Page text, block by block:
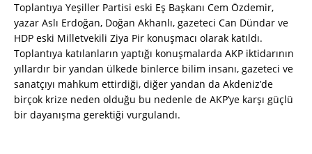
Toplantıya Yeşiller Partisi eski Eş Başkanı Cem Özdemir,
yazar Aslı Erdoğan, Doğan Akhanlı, gazeteci Can Dündar ve
HDP eski Milletvekili Ziya Pir konuşmacı olarak katıldı.
Toplantıya katılanların yaptığı konuşmalarda AKP iktidarının
yıllardır bir yandan ülkede binlerce bilim insanı, gazeteci ve
sanatçıyı mahkum ettirdiği, diğer yandan da Akdeniz’de
birçok krize neden olduğu bu nedenle de AKP’ye karşı güçlü
bir dayanışma gerektiği vurgulandı.